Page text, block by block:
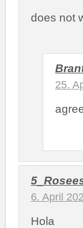
does not
25.
6. April
Hola